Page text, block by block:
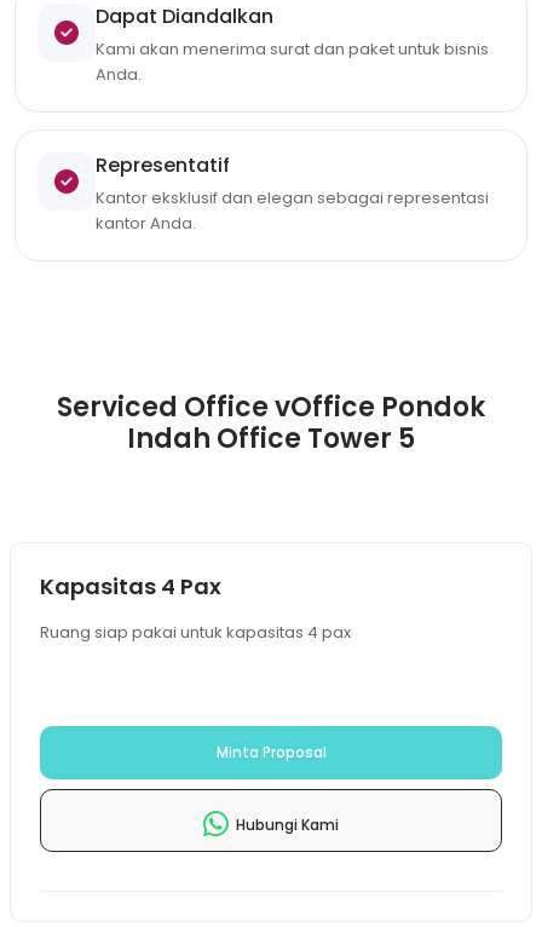
Dapat Diandalkan
Kami akan menerima surat dan paket untuk bisnis
Anda.
Representatif
Kantor eksklusif dan elegan sebagai representasi
kantor Anda.
Serviced Office vOffice Pondok
Indah Office Tower 5
Kapasitas 4 Pax
Ruang siap pakai untuk kapasitas 4 pax
Minta Proposal
Hubungi Kami